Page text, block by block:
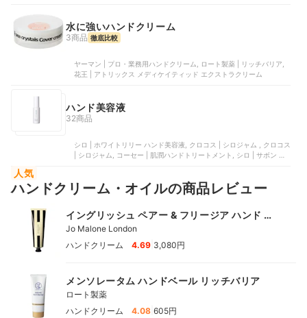
プロ・業務用ハンドクリーム
水に強いハンドクリーム
3商品 徹底比較
ヤーマン | プロ・業務用ハンドクリーム, ロート製薬 | リッチバリア,
花王 | アトリックス メディケイティッド エクストラクリーム
ハンド美容液
32商品
シロ | ホワイトリリー ハンド美容液, クロコス | シロジャム , クロコス
| シロジャム, コーセー | 肌潤ハンドトリートメント, シロ | サボン ハ
人気
ハンドクリーム・オイルの商品レビュー
イングリッシュ ペアー & フリージア ハンド ク
リーム
Jo Malone London
ハンドクリーム
4.69 3,080円
メンソレータム ハンドベール リッチバリア
ロート製薬
ハンドクリーム
4.08 605円